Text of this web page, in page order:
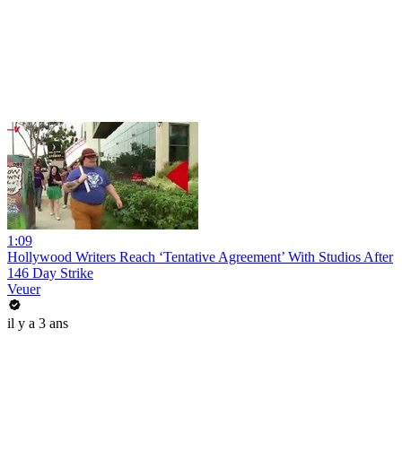
1:09
Hollywood Writers Reach ‘Tentative Agreement’ With Studios After
146 Day Strike
Veuer
il y a 3 ans